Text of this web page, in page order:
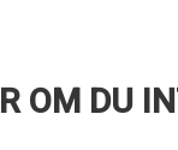
OM DU